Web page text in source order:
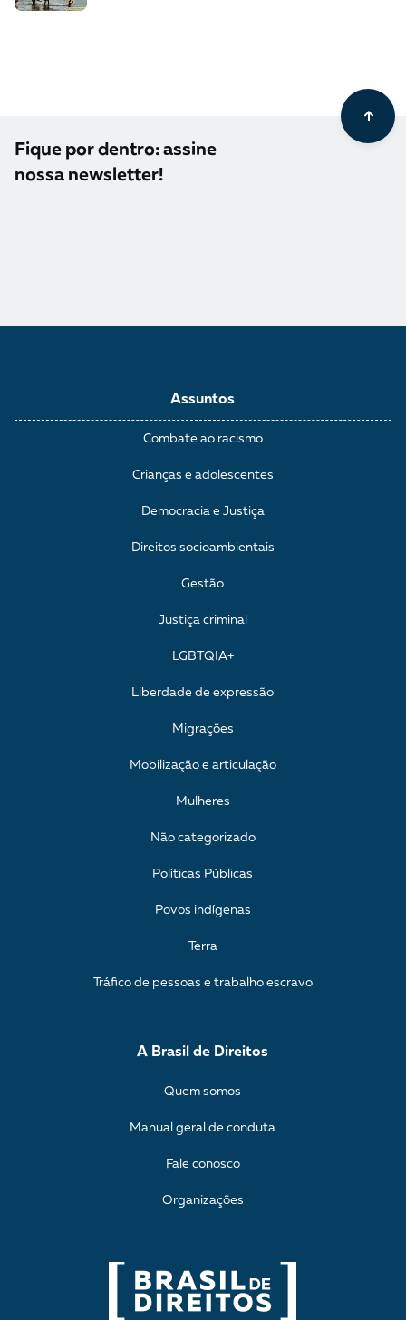
Fique por dentro: assine
nossa newsletter!
A Brasil de Direitos
Quem somos
Manual geral de conduta
Fale conosco
Organizações
Assuntos
Combate ao racismo
Crianças e adolescentes
Democracia e Justiça
Direitos socioambientais
Gestão
Justiça criminal
LGBTQIA+
Liberdade de expressão
Migrações
Mobilização e articulação
Mulheres
Não categorizado
Políticas Públicas
Povos indígenas
Terra
Tráfico de pessoas e trabalho escravo